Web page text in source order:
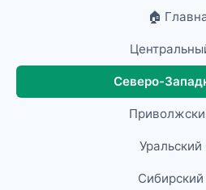
🏠
Северо-